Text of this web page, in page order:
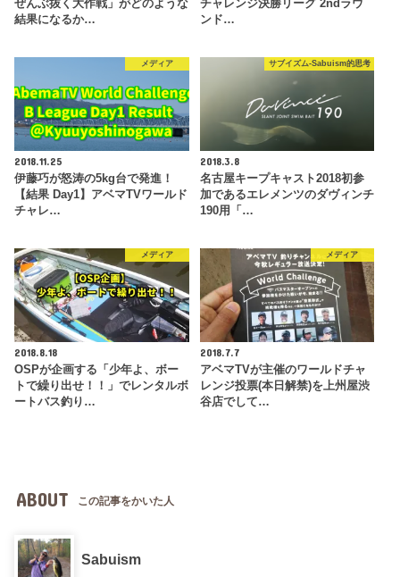
ぜんぶ抜く大作戦」がどのような
結果になるか…
チャレンジ決勝リーグ 2ndラウ
ンド…
メディア
2018.11.25
伊藤巧が怒涛の5kg台で発進！
【結果 Day1】アベマTVワールド
チャレ…
サブイズム-Sabuism的思考
2018.3.8
名古屋キープキャスト2018初参
加であるエレメンツのダヴィンチ
190用「…
メディア
2018.8.18
OSPが企画する「少年よ、ボー
トで繰り出せ！！」でレンタルボ
ートバス釣り…
メディア
2018.7.7
アベマTVが主催のワールドチャ
レンジ投票(本日解禁)を上州屋渋
谷店でして…
ABOUT この記事をかいた人
Sabuism